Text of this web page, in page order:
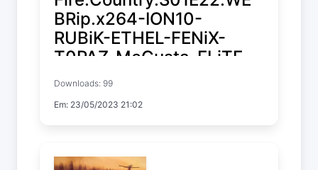
BRip.x264-ION10-
RUBiK-ETHEL-FENiX-
T0PAZ-MeGusta-ELiTE-
GGEZ-NTb-XEN0N
Fire Country
Temp. 1 EP. 22
Downloads: 99
Em: 23/05/2023 21:02